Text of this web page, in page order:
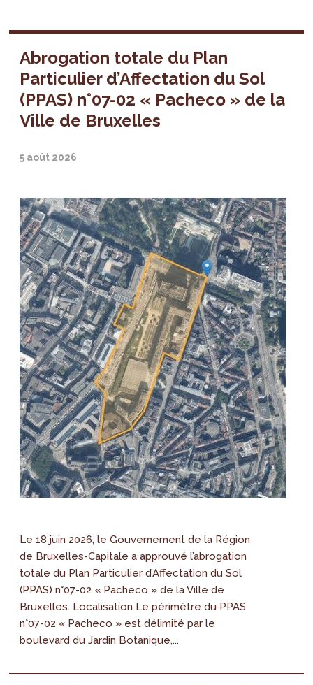
Abrogation totale du Plan
Particulier d’Affectation du Sol
(PPAS) n°07-02 « Pacheco » de la
Ville de Bruxelles
5 août 2026
Le 18 juin 2026, le Gouvernement de la Région
de Bruxelles-Capitale a approuvé l’abrogation
totale du Plan Particulier d’Affectation du Sol
(PPAS) n°07-02 « Pacheco » de la Ville de
Bruxelles. Localisation Le périmètre du PPAS
n°07-02 « Pacheco » est délimité par le
boulevard du Jardin Botanique,...